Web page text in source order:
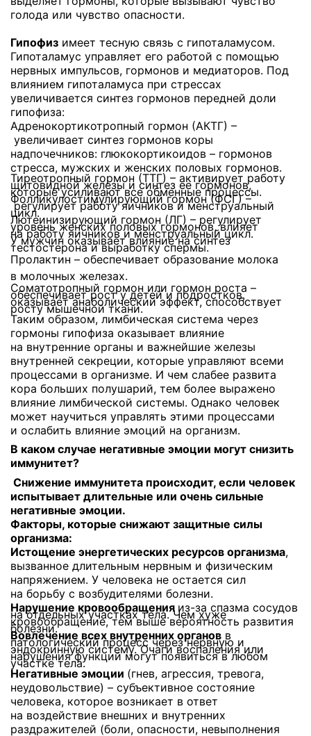
голода или чувство опасности.
Гипофиз имеет тесную связь с гипоталамусом.
Гипоталамус управляет его работой с помощью
нервных импульсов, гормонов и медиаторов. Под
влиянием гипоталамуса при стрессах
увеличивается синтез гормонов передней доли
гипофиза:
Адренокортикотропный гормон (АКТГ) –
увеличивает синтез гормонов коры
надпочечников: глюкокортикоидов – гормонов
стресса, мужских и женских половых гормонов.
Тиреотропный гормон (ТТГ) – активирует работу
щитовидной железы и синтез ее гормонов,
которые усиливают все обменные процессы.
Фолликулостимулирующий гормон (ФСГ) –
регулирует работу яичников и менструальный
цикл.
Лютеинизирующий гормон (ЛГ) – регулирует
уровень женских половых гормонов, влияет
на работу яичников и менструальный цикл.
У мужчин оказывает влияние на синтез
тестостерона и выработку спермы.
Пролактин – обеспечивает образование молока
в молочных железах.
Соматотропный гормон или гормон роста –
обеспечивает рост у детей и подростков,
оказывает анаболический эффект, способствует
росту мышечной ткани.
Таким образом, лимбическая система через
гормоны гипофиза оказывает влияние
на внутренние органы и важнейшие железы
внутренней секреции, которые управляют всеми
процессами в организме. И чем слабее развита
кора больших полушарий, тем более выражено
влияние лимбической системы. Однако человек
может научиться управлять этими процессами
и ослабить влияние эмоций на организм.
В каком случае негативные эмоции могут снизить
иммунитет?
Снижение иммунитета происходит, если человек
испытывает длительные или очень сильные
негативные эмоции.
Факторы, которые снижают защитные силы
организма:
Истощение энергетических ресурсов организма,
вызванное длительным нервным и физическим
напряжением. У человека не остается сил
на борьбу с возбудителями болезни.
Нарушение кровообращения из-за спазма сосудов
на отдельных участках тела. Чем хуже
кровообращение, тем выше вероятность развития
болезни.
Вовлечение всех внутренних органов в
патологический процесс через нервную и
эндокринную систему. Очаги воспаления или
нарушения функций могут появиться в любом
участке тела.
Негативные эмоции (гнев, агрессия, тревога,
неудовольствие) – субъективное состояние
человека, которое возникает в ответ
на воздействие внешних и внутренних
раздражителей (боли, опасности, невыполнения